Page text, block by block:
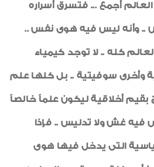
أجمع ... فتسرق أسراره
.. وأنه ليس فيه هوى نفس ..
كله .. لا توجد كيمياء
وأخرى سوفيتية .. بل كلها علم
بقيم أخلاقية ليكون علماً خالصاً
فيه غش ولا تدليس .. فإذا
التى يدخل فيها هوى